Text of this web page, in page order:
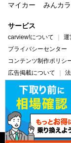
マイカー
みんカラ
サービス
carview!について 運
プライバシーセンター
コンテンツ制作ポリシ
広告掲載について
ヘルプ・お問い合わせ
carview! Yahoo!